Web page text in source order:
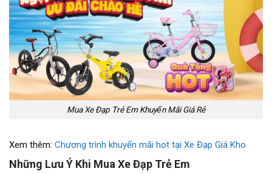
Mua Xe Đạp Trẻ Em Khuyến Mãi Giá Rẻ
Xem thêm: Chương trình khuyến mãi hot tại Xe Đạp Giá Kho
Những Lưu Ý Khi Mua Xe Đạp Trẻ Em